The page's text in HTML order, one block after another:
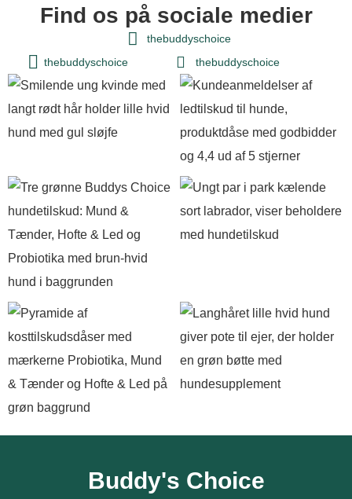
Find os på sociale medier
thebuddyschoice
thebuddyschoice
thebuddyschoice
Buddy's Choice